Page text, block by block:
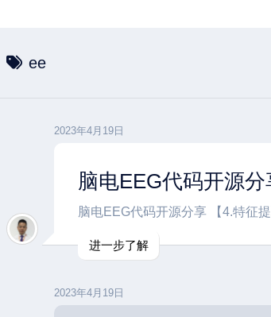
ee
2023年4月19日
脑电EEG代码开源分
脑电EEG代码开源分享 【4.特征提
进一步了解
2023年4月19日